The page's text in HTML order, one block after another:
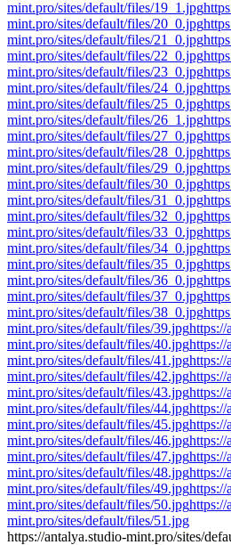
mint.pro/sites/default/files/19_1.jpg
mint.pro/sites/default/files/20_0.jpg
mint.pro/sites/default/files/21_0.jpg
mint.pro/sites/default/files/22_0.jpg
mint.pro/sites/default/files/23_0.jpg
mint.pro/sites/default/files/24_0.jpg
mint.pro/sites/default/files/25_0.jpg
mint.pro/sites/default/files/26_1.jpg
mint.pro/sites/default/files/27_0.jpg
mint.pro/sites/default/files/28_0.jpg
mint.pro/sites/default/files/29_0.jpg
mint.pro/sites/default/files/30_0.jpg
mint.pro/sites/default/files/31_0.jpg
mint.pro/sites/default/files/32_0.jpg
mint.pro/sites/default/files/33_0.jpg
mint.pro/sites/default/files/34_0.jpg
mint.pro/sites/default/files/35_0.jpg
mint.pro/sites/default/files/36_0.jpg
mint.pro/sites/default/files/37_0.jpg
mint.pro/sites/default/files/38_0.jpg
mint.pro/sites/default/files/39.jpghttps://
mint.pro/sites/default/files/40.jpghttps://
mint.pro/sites/default/files/41.jpghttps://
mint.pro/sites/default/files/42.jpghttps://
mint.pro/sites/default/files/43.jpghttps://
mint.pro/sites/default/files/44.jpghttps://
mint.pro/sites/default/files/45.jpghttps://
mint.pro/sites/default/files/46.jpghttps://
mint.pro/sites/default/files/47.jpghttps://
mint.pro/sites/default/files/48.jpghttps://
mint.pro/sites/default/files/49.jpghttps://
mint.pro/sites/default/files/50.jpghttps://
mint.pro/sites/default/files/51.jpg
https://antalya.studio-mint.pro/sites/